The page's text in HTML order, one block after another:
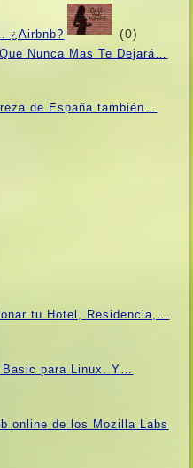
¿Airbnb? (0)
Nunca Mas Te Dejará…
de España también…
tu Hotel, Residencia,…
para Linux. Y…
online de los Mozilla Labs